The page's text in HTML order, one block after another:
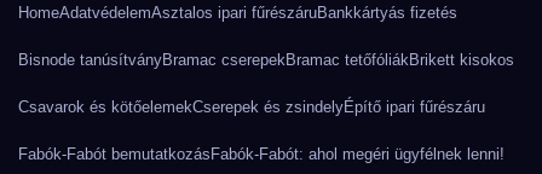
HomeAdatvédelemAsztalos ipari fűrészáruBankkártyás fizetés
Bisnode tanúsítványBramac cserepekBramac tetőfóliákBrikett kisokos
Csavarok és kötőelemekCserepek és zsindelyÉpítő ipari fűrészáru
Fabók-Fabót bemutatkozásFabók-Fabót: ahol megéri ügyfélnek lenni!